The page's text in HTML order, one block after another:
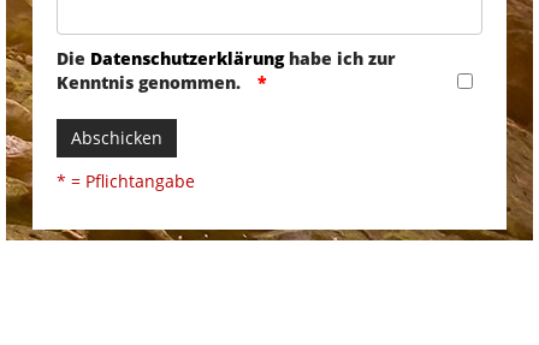
Die Datenschutzerklärunghabe ich zur
Kenntnis genommen.
Abschicken
* = Pflichtangabe